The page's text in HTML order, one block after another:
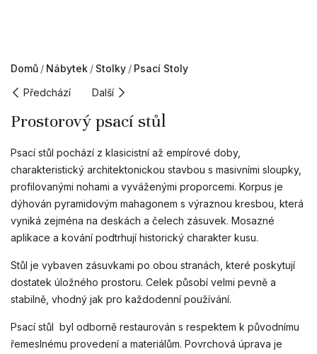
Domů Nábytek Stolky
Psací Stoly
Předchází
Další
Prostorový psací stůl
Psací stůl pochází z klasicistní až empírové doby,
charakteristický architektonickou stavbou s masivními sloupky,
profilovanými nohami a vyváženými proporcemi. Korpus je
dýhován pyramidovým mahagonem s výraznou kresbou, která
vyniká zejména na deskách a čelech zásuvek. Mosazné
aplikace a kování podtrhují historický charakter kusu.
Stůl je vybaven zásuvkami po obou stranách, které poskytují
dostatek úložného prostoru. Celek působí velmi pevně a
stabilně, vhodný jak pro každodenní používání.
Psací stůl byl odborně restaurován s respektem k původnímu
řemeslnému provedení a materiálům. Povrchová úprava je